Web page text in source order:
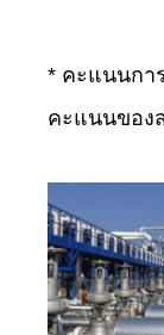
* คะแนนกา
คะแนนของ